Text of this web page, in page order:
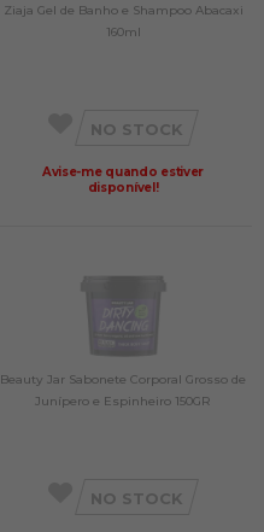
Ziaja Gel de Banho e Shampoo Abacaxi
160ml
NO STOCK
Avise-me quando estiver
disponível!
Beauty Jar Sabonete Corporal Grosso de
Junípero e Espinheiro 150GR
NO STOCK